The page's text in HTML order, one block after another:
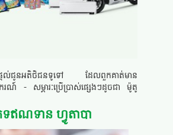
លផ្តល់ជូនអតិថិជនទូទៅ ដែលពួកគាត់មាន
ណ៍ - សម្ភារៈប្រើប្រាស់ផ្សេងៗដូចជា ម៉ូតូ
ទឥណទាន ហ្វូតាបា